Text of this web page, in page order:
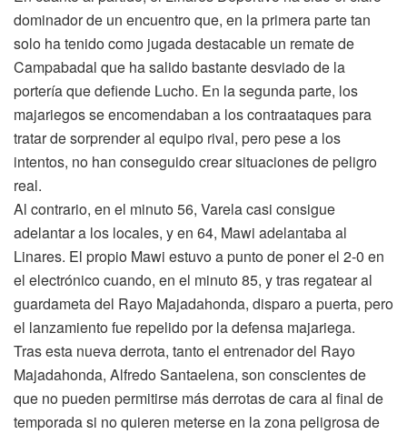
dominador de un encuentro que, en la primera parte tan
solo ha tenido como jugada destacable un remate de
Campabadal que ha salido bastante desviado de la
portería que defiende Lucho. En la segunda parte, los
majariegos se encomendaban a los contraataques para
tratar de sorprender al equipo rival, pero pese a los
intentos, no han conseguido crear situaciones de peligro
real.
Al contrario, en el minuto 56, Varela casi consigue
adelantar a los locales, y en 64, Mawi adelantaba al
Linares. El propio Mawi estuvo a punto de poner el 2-0 en
el electrónico cuando, en el minuto 85, y tras regatear al
guardameta del Rayo Majadahonda, disparo a puerta, pero
el lanzamiento fue repelido por la defensa majariega.
Tras esta nueva derrota, tanto el entrenador del Rayo
Majadahonda, Alfredo Santaelena, son conscientes de
que no pueden permitirse más derrotas de cara al final de
temporada si no quieren meterse en la zona peligrosa de